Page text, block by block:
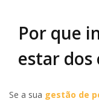
Por que
estar dos
Se a sua gestão de